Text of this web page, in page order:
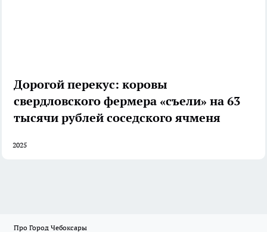
Дорогой перекус: коровы
свердловского фермера «съели» на 63
тысячи рублей соседского ячменя
2025
Про Город Чебоксары